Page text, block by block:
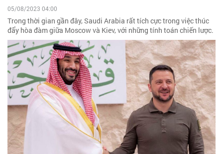
05/08/2023 04:00
Trong thời gian gần đây, Saudi Arabia rất tích cực trong việc thúc
đẩy hòa đàm giữa Moscow và Kiev, với những tính toán chiến lược.